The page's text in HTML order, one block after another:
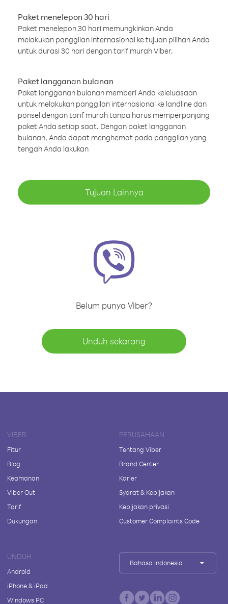
Paket menelepon 30 hari
Paket menelepon 30 hari memungkinkan Anda
melakukan panggilan internasional ke tujuan pilihan Anda
untuk durasi 30 hari dengan tarif murah Viber.
Paket langganan bulanan
Paket langganan bulanan memberi Anda keleluasaan
untuk melakukan panggilan internasional ke landline dan
ponsel dengan tarif murah tanpa harus memperpanjang
paket Anda setiap saat. Dengan paket langganan
bulanan, Anda dapat menghemat pada panggilan yang
tengah Anda lakukan
Tujuan Lainnya
Belum punya Viber?
Unduh sekarang
VIBER
Fitur
Blog
Keamanan
Viber Out
Tarif
Dukungan
PERUSAHAAN
Tentang Viber
Brand Center
Karier
Syarat & Kebijakan
Kebijakan privasi
Customer Complaints Code
UNDUH
Android
iPhone & iPad
Windows PC
Bahasa Indonesia